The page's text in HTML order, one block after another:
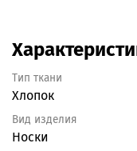
Тип ткани
Хлопок
Вид изделия
Носки